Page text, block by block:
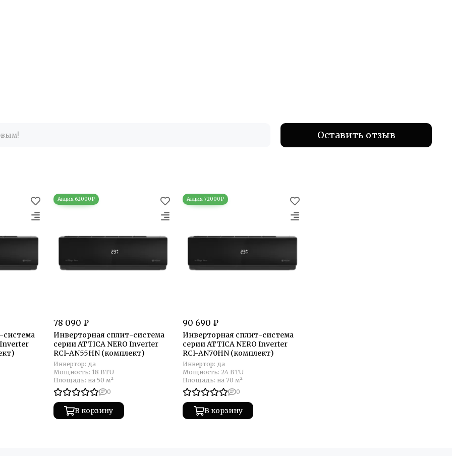
Оставить отзыв
система
Inverter
78 090 ₽
Инверторная сплит-система
серии ATTICA NERO Inverter
RCI-AN55HN (комплект)
Инвертор: да
Мощность: 18 BTU
Площадь: на 50 м²
0
В корзину
90 690 ₽
Инверторная сплит-система
серии ATTICA NERO Inverter
RCI-AN70HN (комплект)
Инвертор: да
Мощность:24 BTU
Площадь: на 70 м²
0
В корзину